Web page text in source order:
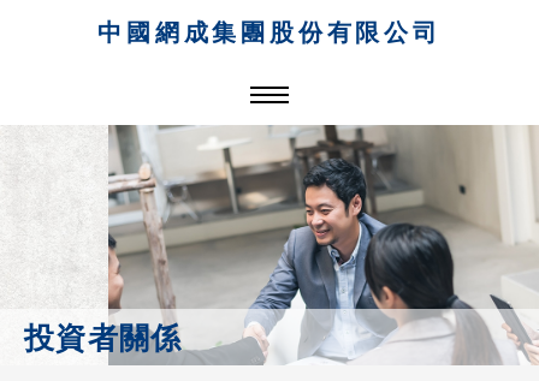
中國網成集團股份有限公司
投資者關係